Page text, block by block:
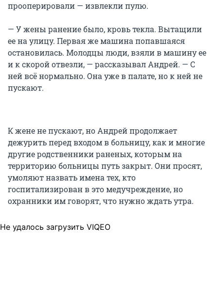
прооперировали — извлекли пулю.
— У жены ранение было, кровь текла. Вытащили
ее на улицу. Первая же машина попавшаяся
остановилась. Молодцы люди, взяли в машину ее
и к скорой отвезли, — рассказывал Андрей. — С
ней всё нормально. Она уже в палате, но к ней не
пускают.
К жене не пускают, но Андрей продолжает
дежурить перед входом в больницу, как и многие
другие родственники раненых, которым на
территорию больницы путь закрыт. Они просят,
умоляют назвать имена тех, кто
госпитализирован в это медучреждение, но
охранники им говорят, что нужно ждать утра.
Не удалось загрузить VIQEO